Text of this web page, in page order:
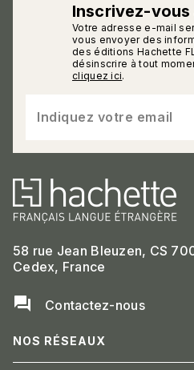
Inscrivez-
Votre adresse e-mail
vous envoyer des
des éditions Hachette
désinscrire à tout
cliquez ici.
Indiquez votre email
58 rue Jean Bleuzen, CS
Cedex, France
question_answer Contactez-nous
NOS RÉSEAUX